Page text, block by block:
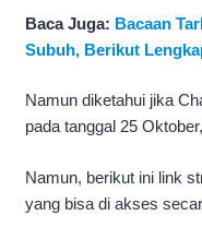
Baca Juga: Bacaan
Subuh, Berikut
Namun diketahui jika
pada tanggal 25
Namun, berikut ini link
yang bisa di akses